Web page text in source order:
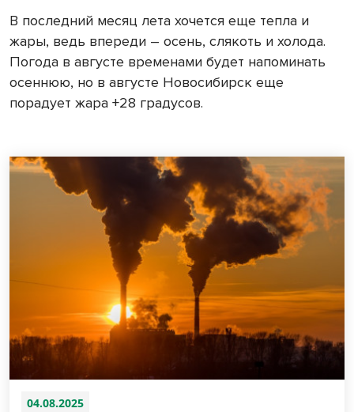
В последний месяц лета хочется еще тепла и
жары, ведь впереди – осень, слякоть и холода.
Погода в августе временами будет напоминать
осеннюю, но в августе Новосибирск еще
порадует жара +28 градусов.
04.08.2025